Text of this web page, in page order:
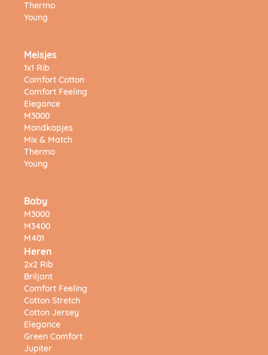
Thermo
Young
Meisjes
1x1 Rib
Comfort Cotton
Comfort Feeling
Elegance
M3000
Mondkapjes
Mix & Match
Thermo
Young
Baby
M3000
M3400
M401
Heren
2x2 Rib
Briljant
Comfort Feeling
Cotton Stretch
Cotton Jersey
Elegance
Green Comfort
Jupiter